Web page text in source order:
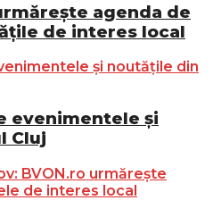
agenda de
de interes local
evenimentele și
Cluj